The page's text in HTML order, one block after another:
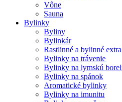
Vône
Sauna
Bylinky
Byliny
Bylinkár
Rastlinné a bylinné
Bylinky na trávenie
Bylinky na lymskú
Bylinky na spánok
Aromatické bylinky
Bylinky na imunitu